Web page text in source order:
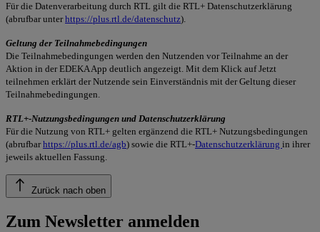
Für die Datenverarbeitung durch RTL gilt die RTL+ Datenschutzerklärung
(abrufbar unterhttps://plus.rtl.de/datenschutz).
Geltung der Teilnahmebedingungen
Die Teilnahmebedingungen werden den Nutzenden vor Teilnahme an der
Aktion in der EDEKA App deutlich angezeigt. Mit dem Klick auf Jetzt
teilnehmen erklärt der Nutzende sein Einverständnis mit der Geltung dieser
Teilnahmebedingungen.
RTL+-Nutzungsbedingungen und Datenschutzerklärung
Für die Nutzung von RTL+ gelten ergänzend die RTL+ Nutzungsbedingungen
(abrufbarhttps://plus.rtl.de/agb) sowie die RTL+-Datenschutzerklärung in ihrer
jeweils aktuellen Fassung.
Zurück nach oben
Zum Newsletter anmelden